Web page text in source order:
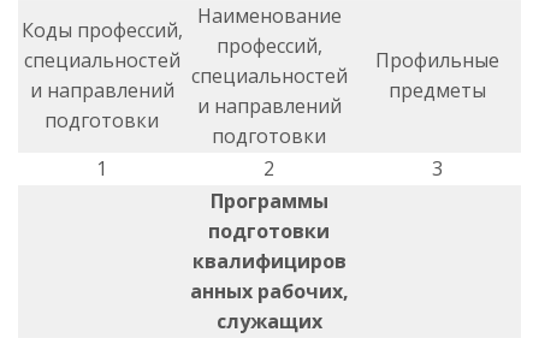
Коды профессий,
специальностей
и направлений
подготовки
Наименование
профессий,
специальностей
и направлений
подготовки
Профильные
предметы
1 2
3
Программы
подготовки
квалифициров
анных рабочих,
служащих